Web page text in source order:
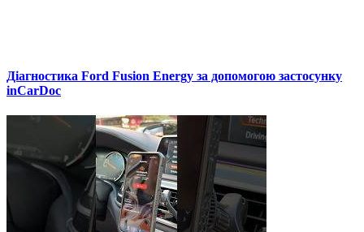
Діагностика Ford Fusion Energy за допомогою застосунку
inCarDoc